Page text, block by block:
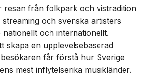
resan från folkpark och vistradition
och svenska artisters
nationellt och internationellt.
skapa en upplevelsebaserad
får förstå hur Sverige
mest inflytelserika musikländer.